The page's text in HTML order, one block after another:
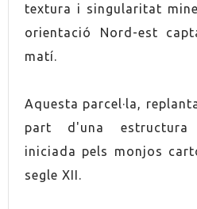
VINO Negre
CONTÉ SULFITS
ENVELLIMENT
SERVEI
textura i singularitat
orientació Nord-est
matí.
Aquesta parcel·la,
part d'una estructura
iniciada pels monjos
segle XII.